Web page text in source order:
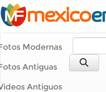
Modernas
Antiguas
Antiguos